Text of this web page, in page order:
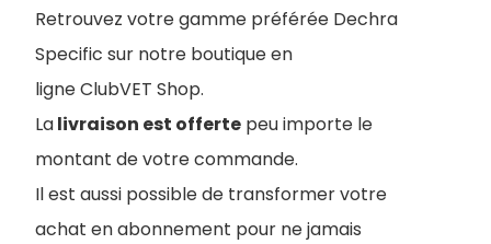
Retrouvez votre gamme préférée Dechra
Specific sur notre boutique en
ligne ClubVET Shop.
Lalivraison est offerte peu importe le
montant de votre commande.
Il est aussi possible de transformer votre
achat en abonnement pour ne jamais